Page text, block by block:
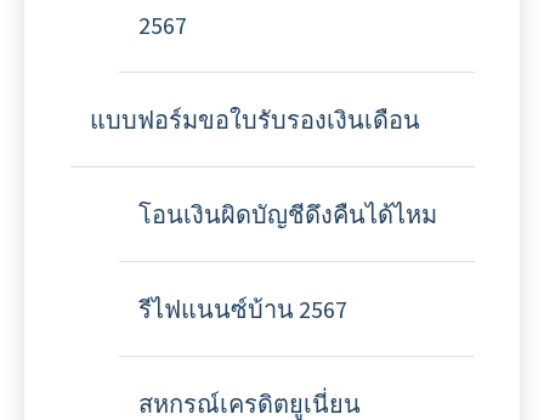
2567
แบบฟอร์มขอใบรับรองเงินเดือน
โอนเงินผิดบัญชีดึงคืนได้ไหม
รีไฟแนนซ์บ้าน 2567
สหกรณ์เครดิตยูเนี่ยน